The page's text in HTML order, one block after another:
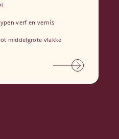
verf en vernis
middelgrote vlakke